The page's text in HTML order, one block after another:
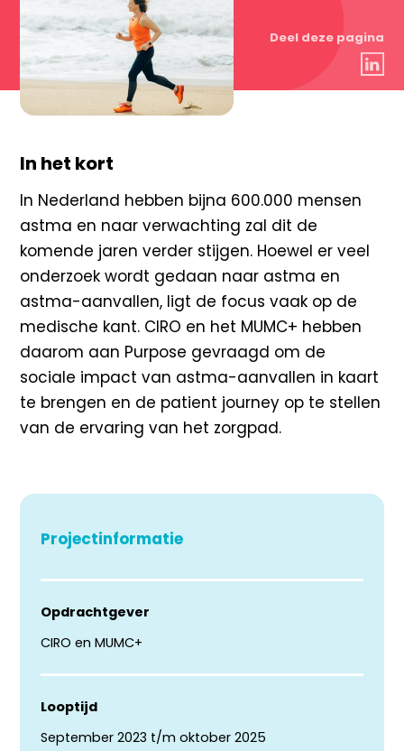
Deel deze pagina
In het kort
In Nederland hebben bijna 600.000 mensen
astma en naar verwachting zal dit de
komende jaren verder stijgen. Hoewel er veel
onderzoek wordt gedaan naar astma en
astma-aanvallen, ligt de focus vaak op de
medische kant. CIRO en het MUMC+ hebben
daarom aan Purpose gevraagd om de
sociale impact van astma-aanvallen in kaart
te brengen en de patient journey op te stellen
van de ervaring van het zorgpad.
Projectinformatie
Opdrachtgever
CIRO en MUMC+​
Looptijd
September 2023 t/m oktober 2025​